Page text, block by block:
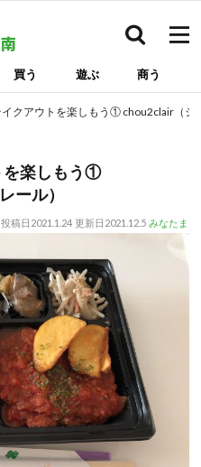
買う 遊ぶ 商う
クアウトを楽しもう① chou2clair（シ
を楽しもう①
ール）
投稿日 2021.1.24 更新日 2021.12.5 みなたま